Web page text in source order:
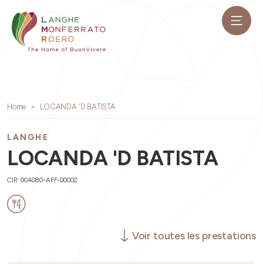
Home LOCANDA 'D BATISTA
LANGHE
LOCANDA 'D BATISTA
CIR: 004080-AFF-00002
Voir toutes les prestations